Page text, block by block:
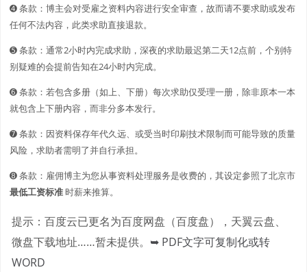
➍ 条款：博主会对受雇之资料内容进行安全审查，故而请不要求助或发布
任何不法内容，此类求助直接退款。
➎ 条款：通常2小时内完成求助，深夜的求助最迟第二天12点前，个别特
别疑难的会提前告知在24小时内完成。
➏ 条款：若包含多册（如上、下册）每次求助仅受理一册，除非原本一本
就包含上下册内容，而非分多本发行。
➐ 条款：因资料保存年代久远、或受当时印刷技术限制而可能导致的质量
风险，求助者需明了并自行承担。
➑ 条款：雇佣博主为您从事资料处理服务是收费的，其设定参照了北京市
最低工资标准时薪来推算。
提示：百度云已更名为百度网盘（百度盘），天翼云盘、
微盘下载地址……暂未提供。 ➥ PDF文字可复制化或转
WORD